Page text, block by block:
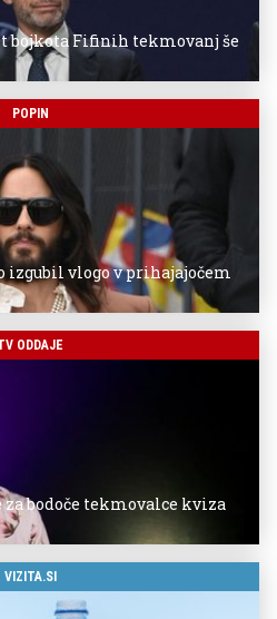
bojkota Fifinih tekmovanj še
POPIN
izgubil vlogo v prihajajočem
ODDAJE
bodoče tekmovalce kviza
VIZITA.SI